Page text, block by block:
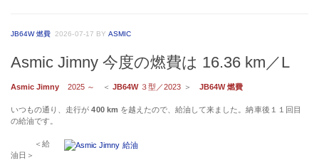
JB64W 燃費 2026-07-17 BY ASMIC
Asmic Jimny 今度の燃費は 16.36 km／L
Asmic Jimny 2025 ～ ＜ JB64W３型／2023 ＞ JB64W 燃費
いつもの通り、走行が400 km を越えたので、給油して来ました。納車後１１回目
の給油です。
＜給
油日＞